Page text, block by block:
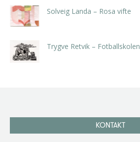
Solveig Landa – Rosa vifte
Trygve Retvik – Fotballskolen
KONTAKT